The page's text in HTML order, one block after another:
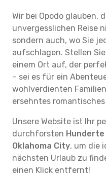
Wir bei Opodo glauben,
unvergesslichen Reise
sondern auch, wo Sie
aufschlagen. Stellen
einem Ort auf, der
– sei es für ein
wohlverdienten
ersehntes
Unsere Website ist Ihr
durchforsten
Oklahoma City, um die
nächsten Urlaub zu
einen Klick entfernt!